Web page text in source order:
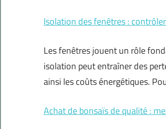
Isolation des fenêtres :
Les fenêtres jouent un rôle
isolation peut entraîner des
ainsi les coûts énergétiques.
Achat de bonsaïs de qualité :